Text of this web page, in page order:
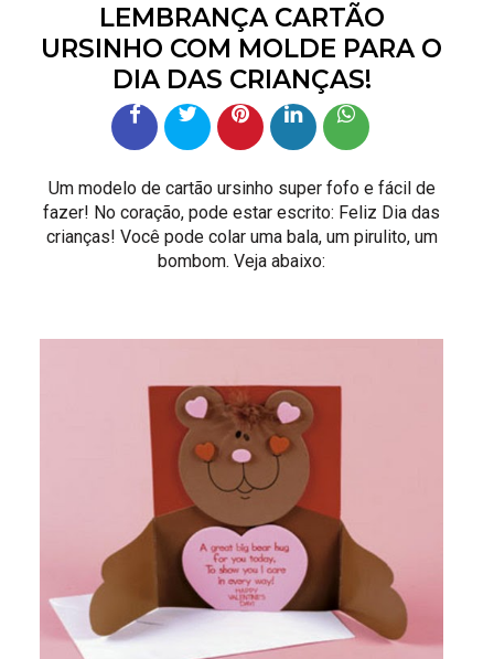
LEMBRANÇA CARTÃO
URSINHO COM MOLDE PARA O
DIA DAS CRIANÇAS!
Um modelo de cartão ursinho super fofo e fácil de
fazer! No coração, pode estar escrito: Feliz Dia das
crianças! Você pode colar uma bala, um pirulito, um
bombom. Veja abaixo: